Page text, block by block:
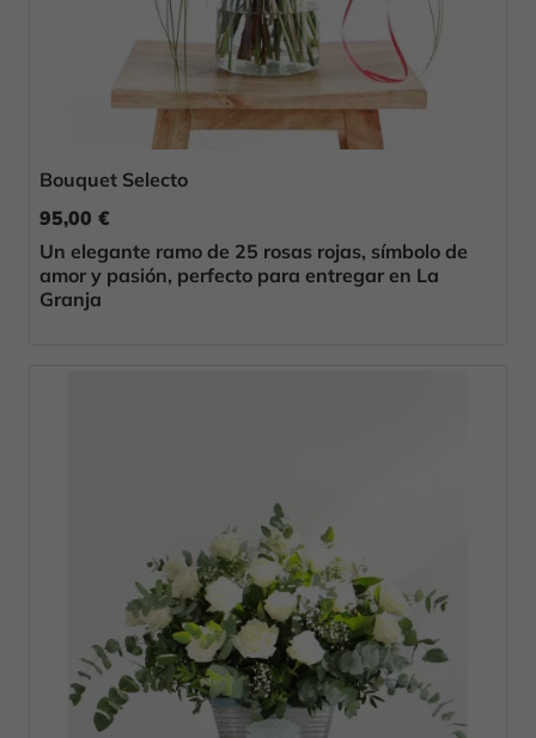
Bouquet Selecto
95,00 €
Un elegante ramo de 25 rosas rojas, símbolo de
amor y pasión, perfecto para entregar en La
Granja